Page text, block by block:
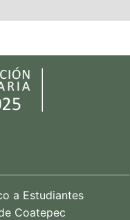
a Estudiantes
Coatepec